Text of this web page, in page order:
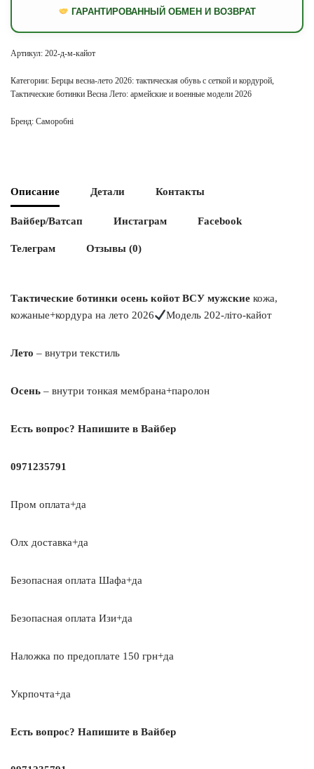
ГАРАНТИРОВАННЫЙ ОБМЕН И ВОЗВРАТ
Артикул: 202-д-м-кайот
Категории: Берцы весна-лето 2026: тактическая обувь с сеткой и кордурой,
Тактические ботинки Весна Лето: армейские и военные модели 2026
Бренд: Саморобні
Описание Детали Контакты
Вайбер/Ватсап Инстаграм Facebook
Телеграм Отзывы (0)
Тактические ботинки осень койот ВСУ мужские кожа,
кожаные+кордура на лето 2026
Модель 202-літо-кайот
Лето – внутри текстиль
Осень – внутри тонкая мембрана+паролон
Есть вопрос? Напишите в Вайбер
0971235791
Пром оплата+да
Олх доставка+да
Безопасная оплата Шафа+да
Безопасная оплата Изи+да
Наложка по предоплате 150 грн+да
Укрпочта+да
Есть вопрос? Напишите в Вайбер